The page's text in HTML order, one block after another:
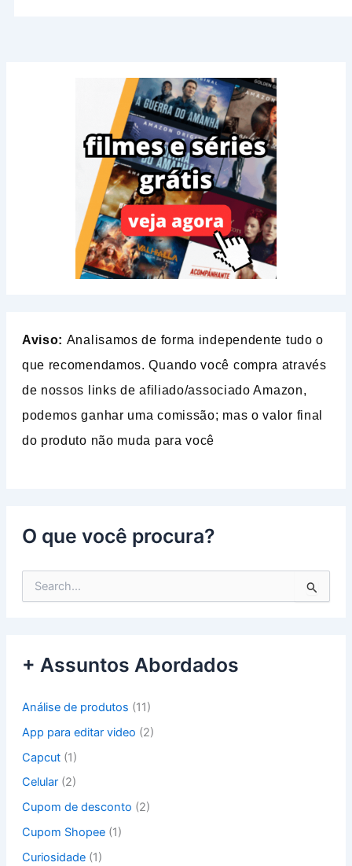
Aviso: Analisamos de forma independente tudo o
que recomendamos. Quando você compra através
de nossos links de afiliado/associado Amazon,
podemos ganhar uma comissão; mas o valor final
do produto não muda para você
O que você procura?
e
r
p
r
+ Assuntos Abordados
Análise de produtos (11)
App para editar video (2)
Capcut(1)
Celular(2)
Cupom de desconto (2)
Cupom Shopee(1)
Curiosidade(1)